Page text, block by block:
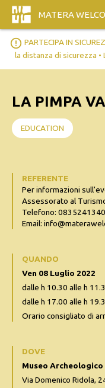
MATERA
error_outline PARTECIPA IN
la distanza di sicurezza •
LA PIMPA
EDUCATION
REFERENTE
Per informazioni
Assessorato al
Telefono: 0835241340
Email:
QUANDO
Ven 08 Luglio 2022
dalle h 10.30 alle h
dalle h 17.00 alle h
Orario consigliato di
DOVE
Museo
Via Domenico Ridola,